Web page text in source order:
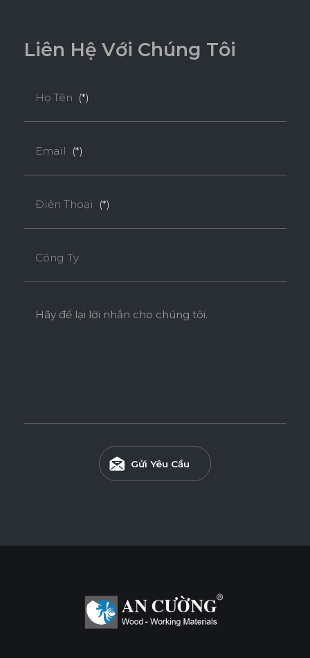
Liên Hệ Với Chúng Tôi
Họ Tên (*)
Email (*)
Điện Thoại (*)
Công Ty
Hãy để lại lời nhắn cho chúng tôi.
Gửi Yêu Cầu